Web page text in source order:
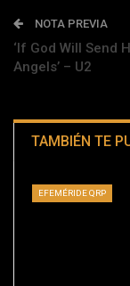
NOTA PREVIA
‘If God Will Send
Angels’ – U2
TAMBIÉN TE
EFEMÉRIDE QRP